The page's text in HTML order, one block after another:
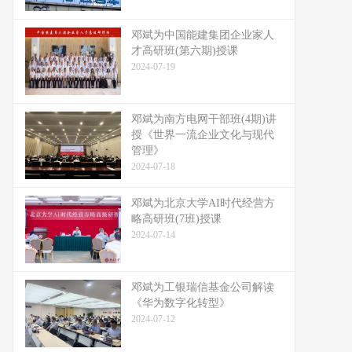
邓斌为中国能建集团企业家人
才高研班(第六期)授课
2024-07-19
邓斌为南方电网干部班(4期)讲
授《世界一流企业文化与现代
管理》
2024-07-18
邓斌为北京大学AI时代经营方
略高研班(7班)授课
2024-07-14
邓斌为工银瑞信基金公司解读
《华为数字化转型》
2024-07-12